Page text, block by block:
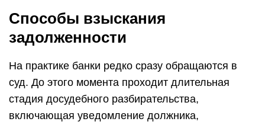
Способы взыскания
задолженности
На практике банки редко сразу обращаются в
суд. До этого момента проходит длительная
стадия досудебного разбирательства,
включающая уведомление должника,